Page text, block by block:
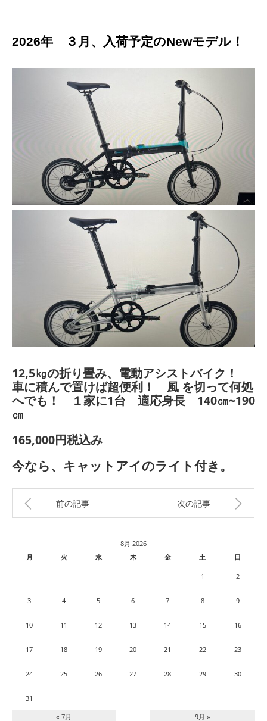
2026年 ３月、入荷予定のNewモデル！
12,5㎏の折り畳み、電動アシストバイク！
車に積んで置けば超便利！ 風 を切って何処
へでも！ １家に1台 適応身長 140㎝~190
㎝
165,000円税込み
今なら、キャットアイのライト付き。
前の記事 次の記事
8月 2026
月
火 水 木 金 土 日
1 2
3 4 5 6 7 8 9
10 11 12 13 14 15 16
17 18 19 20 21 22 23
24 25 26 27 28 29 30
31
« 7月 9月 »